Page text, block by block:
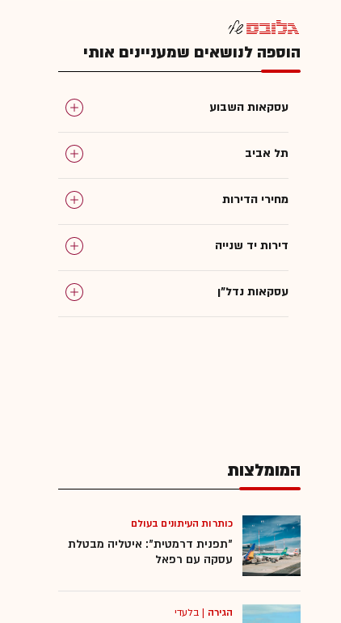
הוספה לנושאים שמעניינים אותי
עסקאות השבוע
תל אביב
מחירי הדירות
דירות יד שנייה
עסקאות נדל"ן
המומלצות
כותרות העיתונים בעולם
"תפנית דרמטית": איטליה מבטלת
עסקה עם רפאל
הגירה |בלעדי